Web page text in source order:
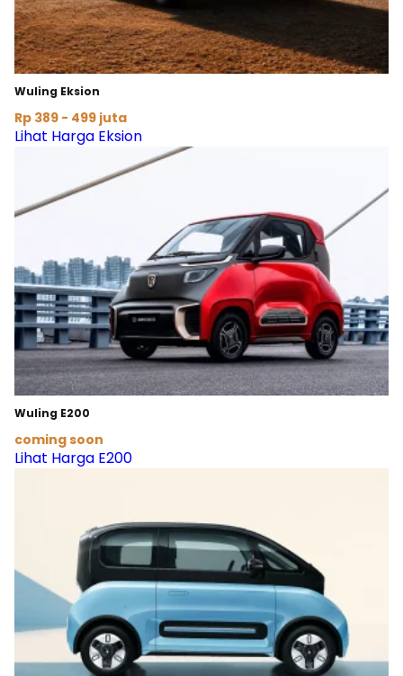
Wuling Eksion
Rp 389 - 499 juta
Lihat Harga Eksion
Wuling E200
coming soon
Lihat Harga E200